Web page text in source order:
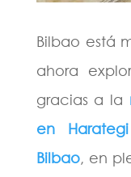
Bilbao está
ahora
gracias a la
en
Bilbao, en